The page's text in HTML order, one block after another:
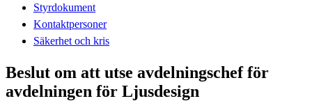
Styrdokument
Kontaktpersoner
Säkerhet och kris
Beslut om att utse avdelningschef för
avdelningen för Ljusdesign